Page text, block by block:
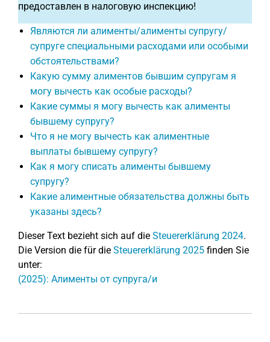
предоставлен в налоговую инспекцию!
Являются ли алименты/алименты супругу/
супруге специальными расходами или особыми
обстоятельствами?
Какую сумму алиментов бывшим супругам я
могу вычесть как особые расходы?
Какие суммы я могу вычесть как алименты
бывшему супругу?
Что я не могу вычесть как алиментные
выплаты бывшему супругу?
Как я могу списать алименты бывшему
супругу?
Какие алиментные обязательства должны быть
указаны здесь?
Dieser Text bezieht sich auf die Steuererklärung 2024.
Die Version die für die Steuererklärung 2025 finden Sie
unter:
(2025): Алименты от супруга/и